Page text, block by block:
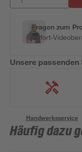
Fragen zum
Sofort-
Unsere passenden
Handwerksservice
Häufig dazu